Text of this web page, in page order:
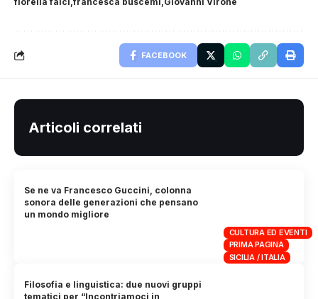
FACEBOOK
Articoli correlati
CULTURA ED EVENTI
PRIMA PAGINA
SICILIA / ITALIA
Se ne va Francesco Guccini, colonna
sonora delle generazioni che pensano
un mondo migliore
Filosofia e linguistica: due nuovi gruppi
tematici per “Incontriamoci in